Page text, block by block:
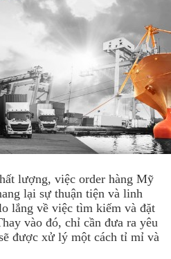
lượng, việc order hàng Mỹ
lại sự thuận tiện và linh
lắng về việc tìm kiếm và đặt
vào đó, chỉ cần đưa ra yêu
được xử lý một cách tỉ mỉ và